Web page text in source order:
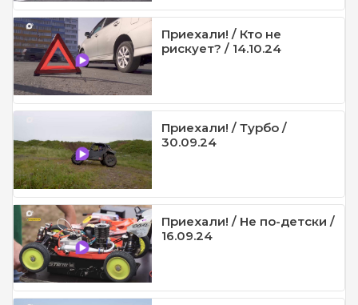
Приехали! / Кто не
рискует? / 14.10.24
Приехали! / Турбо /
30.09.24
Приехали! / Не по-детски /
16.09.24